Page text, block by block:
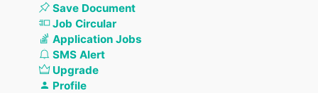
Save Document
Job Circular
Application Jobs
SMS Alert
Upgrade
Profile